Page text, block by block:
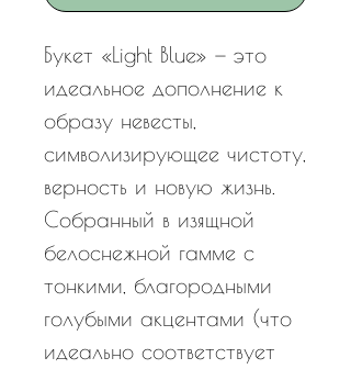
Букет «Light Blue» — это
идеальное дополнение к
образу невесты,
символизирующее чистоту,
верность и новую жизнь.
Собранный в изящной
белоснежной гамме с
тонкими, благородными
голубыми акцентами (что
идеально соответствует